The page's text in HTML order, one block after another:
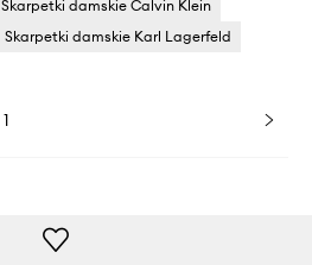
Skarpetki damskie Calvin Klein
Skarpetki damskie Karl Lagerfeld
1